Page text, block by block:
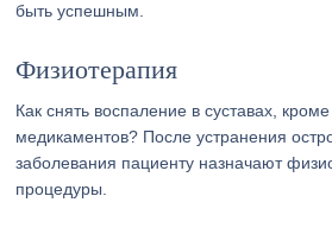
быть успешным.
Физиотерапия
Как снять воспаление в суставах,
медикаментов? После устранения
заболевания пациенту назначают
процедуры.